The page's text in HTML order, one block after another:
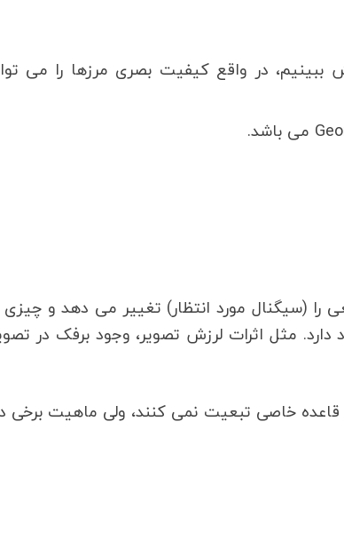
در واقع کیفیت بصری مرزها را می
را (سیگنال مورد انتظار) تغییر می دهد و چیزی
مثل اثرات لرزش تصویر، وجود برفک در
قاعده خاصی تبعیت نمی کنند، ولی ماهیت برخی